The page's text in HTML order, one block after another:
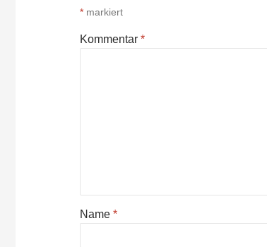
*markiert
Kommentar *
Name *